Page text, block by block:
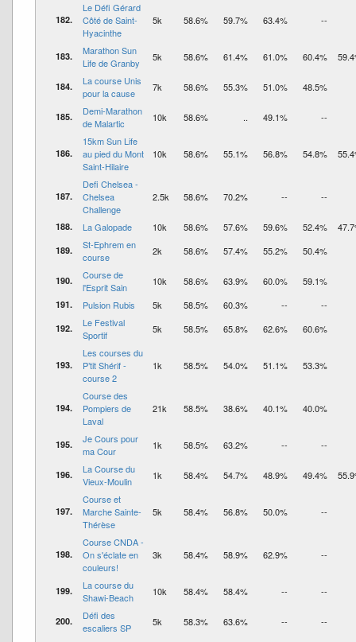
182.
Le Défi Gérard
Côté de Saint-
Hyacinthe
5k 58.6% 59.7% 63.4% --
183.
Marathon Sun
Life de Granby
5k 58.6% 61.4% 61.0% 60.4%
184.
La course Unis
pour la cause
7k 58.6% 55.3% 51.0% 48.5%
185.
Demi-Marathon
de Malartic
10k 58.6% .. 49.1% --
186.
15km Sun Life
au pied du Mont
Saint-Hilaire
10k 58.6% 55.1% 56.8% 54.8%
187.
Defi Chelsea -
Chelsea
Challenge
2.5k 58.6% 70.2% -- --
188. La Galopade 10k 58.6% 57.6% 59.6% 52.4%
189.
St-Ephrem en
course
2k 58.6% 57.4% 55.2% 50.4%
190.
Course de
l'Esprit Sain
10k 58.6% 63.9% 60.0% 59.1%
191. Pulsion Rubis 5k 58.5% 60.3% -- --
192.
Le Festival
Sportif
5k 58.5% 65.8% 62.6% 60.6%
193.
Les courses du
P’tit Shérif -
course 2
1k 58.5% 54.0% 51.1% 53.3%
194.
Course des
Pompiers de
Laval
21k 58.5% 38.6% 40.1% 40.0%
195.
Je Cours pour
ma Cour
1k 58.5% 63.2% -- --
196.
La Course du
Vieux-Moulin
1k 58.4% 54.7% 48.9% 49.4%
197.
Course et
Marche Sainte-
Thérèse
5k 58.4% 56.8% 50.0% --
198.
Course CNDA -
On s'éclate en
couleurs!
3k 58.4% 58.9% 62.9% --
199.
La course du
Shawi-Beach
10k 58.4% 58.4% -- --
200.
Défi des
escaliers SP
5k 58.3% 63.6% -- --